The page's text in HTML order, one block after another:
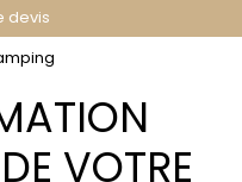
devis
VOTRE